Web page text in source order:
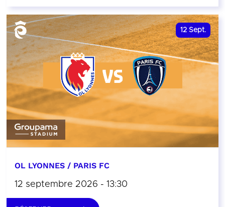
12 Sept.
OL LYONNES / PARIS FC
12 septembre 2026 - 13:30